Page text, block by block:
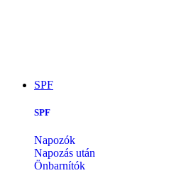
SPF
SPF
Napozók
Napozás után
Önbarnítók